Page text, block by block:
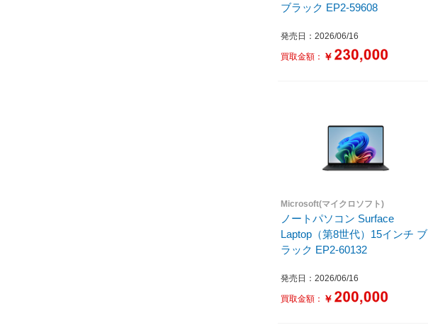
ブラック EP2-59608
発売日：2026/06/16
買取金額： ￥
Microsoft(マイクロソフト)
ノートパソコン Surface
Laptop（第8世代）15インチ ブ
ラック EP2-60132
発売日：2026/06/16
買取金額： ￥